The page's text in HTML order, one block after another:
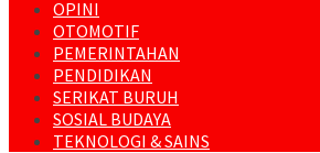
OPINI
OTOMOTIF
PEMERINTAHAN
PENDIDIKAN
SERIKAT BURUH
SOSIAL BUDAYA
TEKNOLOGI & SAINS